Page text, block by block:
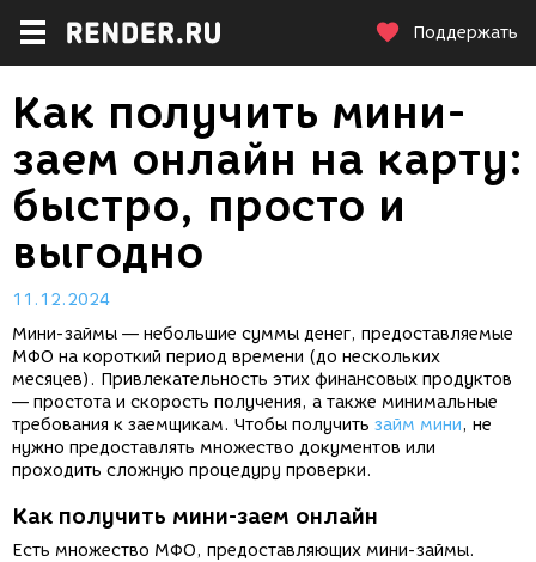
Поддержать
Как получить мини-
заем онлайн на карту:
быстро, просто и
выгодно
11.12.2024
Мини-займы — небольшие суммы денег, предоставляемые
МФО на короткий период времени (до нескольких
месяцев). Привлекательность этих финансовых продуктов
— простота и скорость получения, а также минимальные
требования к заемщикам. Чтобы получить займ мини, не
нужно предоставлять множество документов или
проходить сложную процедуру проверки.
Как получить мини-заем онлайн
Есть множество МФО, предоставляющих мини-займы.